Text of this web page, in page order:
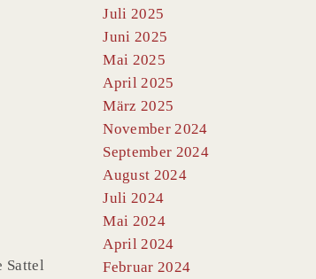
Sattel
Juli 2025
Juni 2025
Mai 2025
April 2025
März 2025
November 2024
September 2024
August 2024
Juli 2024
Mai 2024
April 2024
Februar 2024